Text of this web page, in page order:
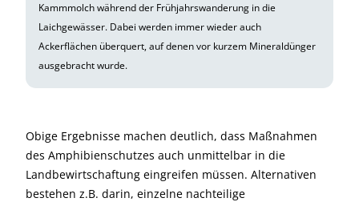
Kammmolch während der Frühjahrswanderung in die
Laichgewässer. Dabei werden immer wieder auch
Ackerflächen überquert, auf denen vor kurzem Mineraldünger
ausgebracht wurde.
Obige Ergebnisse machen deutlich, dass Maßnahmen
des Amphibienschutzes auch unmittelbar in die
Landbewirtschaftung eingreifen müssen. Alternativen
bestehen z.B. darin, einzelne nachteilige